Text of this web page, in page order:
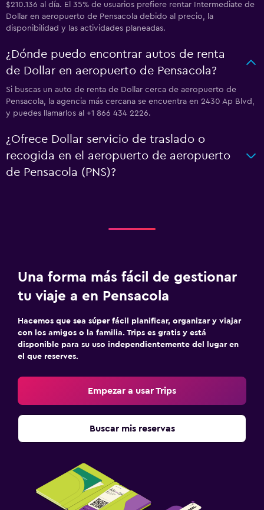
$210.136 al día. El 35% de usuarios prefiere rentar Intermediate de
Dollar en aeropuerto de Pensacola debido al precio, la
disponibilidad y las actividades planeadas.
¿Dónde puedo encontrar autos de renta
de Dollar en aeropuerto de Pensacola?
Si buscas un auto de renta de Dollar cerca de aeropuerto de
Pensacola, la agencia más cercana se encuentra en 2430 Ap Blvd,
y puedes llamarlos al +1 866 434 2226.
¿Ofrece Dollar servicio de traslado o
recogida en el aeropuerto de aeropuerto
de Pensacola (PNS)?
Una forma más fácil de gestionar
tu viaje a en Pensacola
Hacemos que sea súper fácil planificar, organizar y viajar
con los amigos o la familia. Trips es gratis y está
disponible para su uso independientemente del lugar en
el que reserves.
Empezar a usar Trips
Buscar mis reservas